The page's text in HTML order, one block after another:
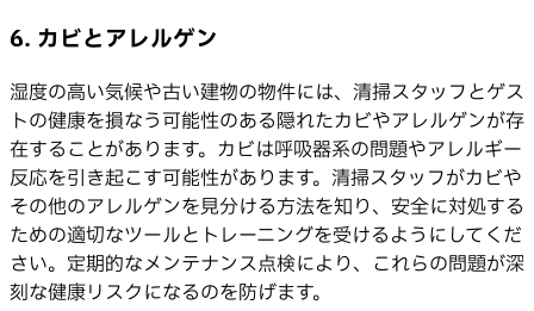
6. カビとアレルゲン
湿度の高い気候や古い建物の物件には、清掃スタッフとゲス
トの健康を損なう可能性のある隠れたカビやアレルゲンが存
在することがあります。カビは呼吸器系の問題やアレルギー
反応を引き起こす可能性があります。清掃スタッフがカビや
その他のアレルゲンを見分ける方法を知り、安全に対処する
ための適切なツールとトレーニングを受けるようにしてくだ
さい。定期的なメンテナンス点検により、これらの問題が深
刻な健康リスクになるのを防げます。